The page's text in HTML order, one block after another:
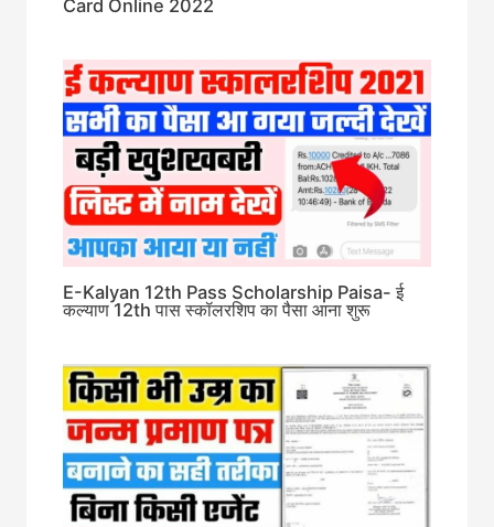
Card Online 2022
E-Kalyan 12th Pass Scholarship Paisa- ई
कल्याण 12th पास स्कॉलरशिप का पैसा आना शुरू